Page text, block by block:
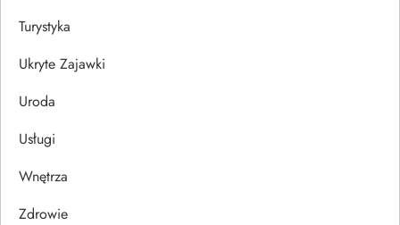
Turystyka
Ukryte Zajawki
Uroda
Usługi
Wnętrza
Zdrowie